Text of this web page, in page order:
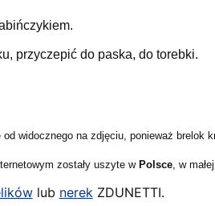
przyczepić do paska, do torebki.
od widocznego na zdjęciu, ponieważ brelok
zostały uszyte w Polsce, w
lub nerekZDUNETTI.